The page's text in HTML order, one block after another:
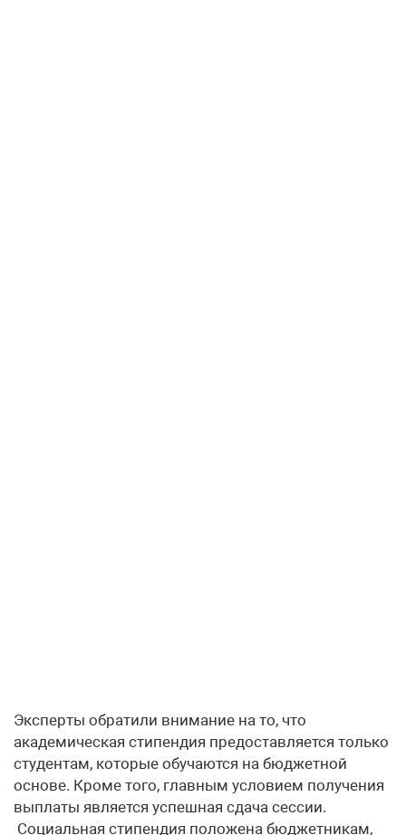
Эксперты обратили внимание на то, что
академическая стипендия предоставляется только
студентам, которые обучаются на бюджетной
основе. Кроме того, главным условием получения
выплаты является успешная сдача сессии.
Социальная стипендия положена бюджетникам,